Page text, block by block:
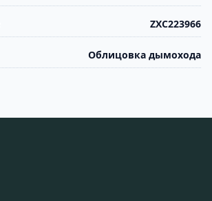
ZXC223966
Облицовка дымохода